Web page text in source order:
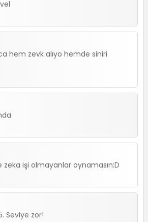
hem zevk alıyo hemde siniri
zeka işi olmayanlar oynamasın:D
Seviye zor!